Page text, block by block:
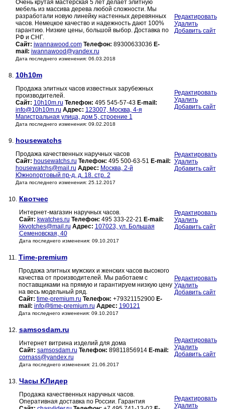
Очень крутая мастерская 5 лет делает элитную
мебель из массива дерева любой сложности. Мы
разработали новую линейку настенных деревянных
часов. Немецкое качество и надежность дают 100%
гарантию. Низкие цены, большой выбор. Доставка по
РФ и СНГ.
Сайт: iwannawood.com Телефон: 89300633036 E-
mail: iwannawood@yandex.ru
Дата последнего изменения: 06.03.2018
Редактировать
Удалить
Добавить сайт
8. 10h10m
Продажа элитных часов известных зарубежных
производителей.
Сайт: 10h10m.ru Телефон: 495 545-57-43 E-mail:
info@10h10m.ru Адрес: 123007, Москва, 4-я
Магистральная улица, дом 5, строение 1
Дата последнего изменения: 09.02.2018
Редактировать
Удалить
Добавить сайт
9. housewatchs
Продажа качественных наручных часов
Сайт: housewatchs.ru Телефон: 495 500-63-51 E-mail:
housewatchs@mail.ru Адрес: Москва, 2-й
Южнопортовый пр-д, д. 18. стр. 2
Дата последнего изменения: 25.12.2017
Редактировать
Удалить
Добавить сайт
10. Квотчес
Интернет-магазин наручных часов.
Сайт: kwatches.ru Телефон: 495 333-22-21 E-mail:
kkvotches@mail.ru Адрес: 107023, ул. Большая
Семеновская, 40
Дата последнего изменения: 09.10.2017
Редактировать
Удалить
Добавить сайт
11. Time-premium
Продажа элитных мужских и женских часов высокого
качества от производителей. Мы работаем с
поставщиками на прямую и гарантируем низкую цену
на весь модельный ряд.
Сайт: time-premium.ru Телефон: +79321152900 E-
mail: info@time-premium.ru Адрес: 190121
Дата последнего изменения: 09.10.2017
Редактировать
Удалить
Добавить сайт
12. samsosdam.ru
Интернет витрина изделий для дома
Сайт: samsosdam.ru Телефон: 89811856914 E-mail:
cornass@yandex.ru
Дата последнего изменения: 21.06.2017
Редактировать
Удалить
Добавить сайт
13. Часы KЛидер
Продажа качественных наручных часов.
Оперативная доставка по России. Гарантия
Редактировать
Удалить